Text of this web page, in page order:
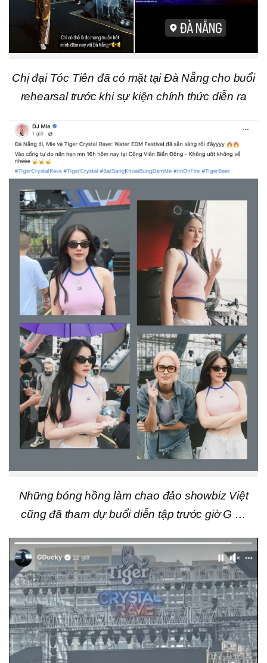
Chị đại Tóc Tiên đã có mặt tại Đà Nẵng cho buổi
rehearsal trước khi sự kiện chính thức diễn ra
Những bóng hồng làm chao đảo showbiz Việt
cũng đã tham dự buổi diễn tập trước giờ G …